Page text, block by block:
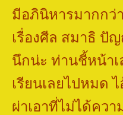
มีอภินิหารมากกว่
เรื่องศีล สมาธิ ปั
นึกน่ะ ท่านชี้หน้า
เรียนเลยไปหมด
ผ่าเอาที่ไม่ได้ควา